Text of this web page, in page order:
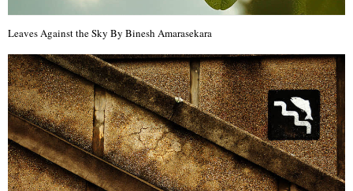
Leaves Against the Sky By Binesh Amarasekara